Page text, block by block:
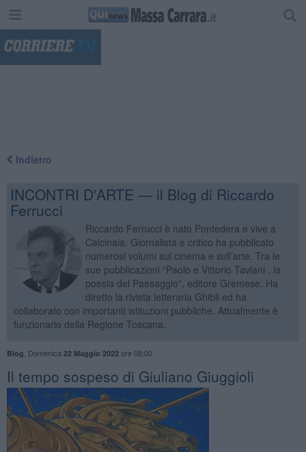
Indietro
INCONTRI D'ARTE — il Blog di Riccardo
Ferrucci
Riccardo Ferrucci è nato Pontedera e vive a
Calcinaia. Giornalista e critico ha pubblicato
numerosi volumi sul cinema e sull’arte. Tra le
sue pubblicazioni “Paolo e Vittorio Taviani , la
poesia del Paesaggio”, editore Gremese. Ha
diretto la rivista letteraria Ghibli ed ha
collaborato con importanti istituzioni pubbliche. Attualmente è
funzionario della Regione Toscana.
Blog Domenica 22 Maggio 2022ore 08:00
Il tempo sospeso di Giuliano Giuggioli